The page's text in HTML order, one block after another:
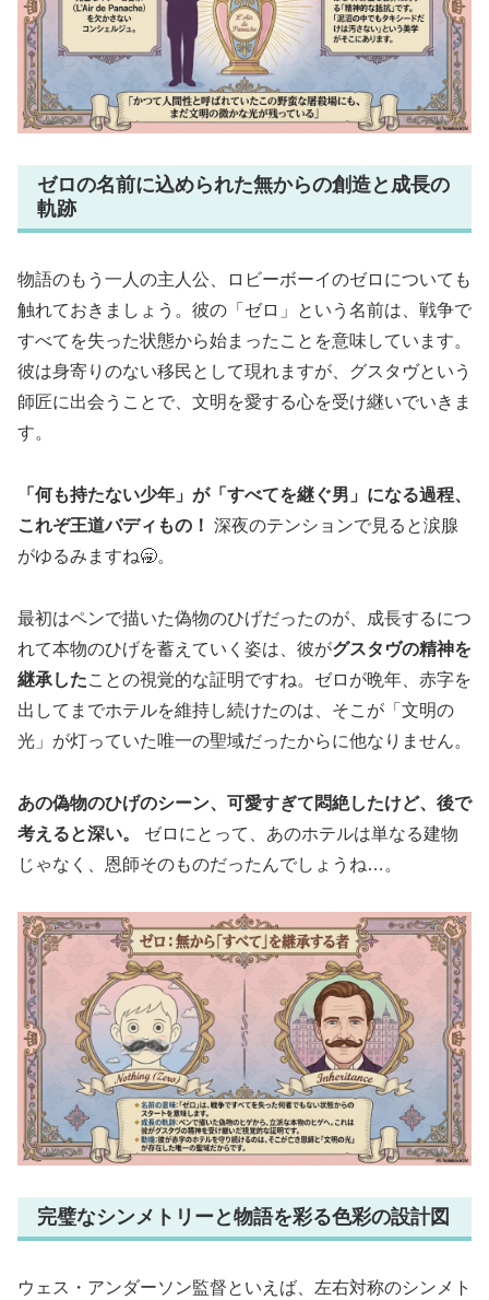
ゼロの名前に込められた無からの創造と成長の
軌跡
物語のもう一人の主人公、ロビーボーイのゼロについても
触れておきましょう。彼の「ゼロ」という名前は、戦争で
すべてを失った状態から始まったことを意味しています。
彼は身寄りのない移民として現れますが、グスタヴという
師匠に出会うことで、文明を愛する心を受け継いでいきま
す。
「何も持たない少年」が「すべてを継ぐ男」になる過程、
これぞ王道バディもの！ 深夜のテンションで見ると涙腺
がゆるみますね🥱。
最初はペンで描いた偽物のひげだったのが、成長するにつ
れて本物のひげを蓄えていく姿は、彼がグスタヴの精神を
継承したことの視覚的な証明ですね。ゼロが晩年、赤字を
出してまでホテルを維持し続けたのは、そこが「文明の
光」が灯っていた唯一の聖域だったからに他なりません。
あの偽物のひげのシーン、可愛すぎて悶絶したけど、後で
考えると深い。
ゼロにとって、あのホテルは単なる建物
じゃなく、恩師そのものだったんでしょうね…。
完璧なシンメトリーと物語を彩る色彩の設計図
ウェス・アンダーソン監督といえば、左右対称のシンメト